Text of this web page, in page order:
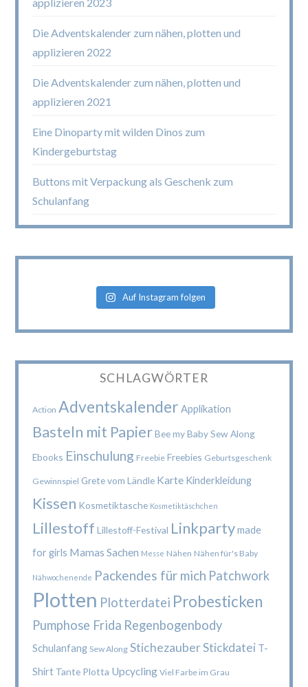
Die Adventskalender zum nähen, plotten und
applizieren 2022
Die Adventskalender zum nähen, plotten und
applizieren 2021
Eine Dinoparty mit wilden Dinos zum
Kindergeburtstag
Buttons mit Verpackung als Geschenk zum
Schulanfang
Auf Instagram folgen
SCHLAGWÖRTER
Action Adventskalender Applikation
Basteln mit Papier Bee my Baby Sew Along
Ebooks Einschulung Freebie Freebies Geburtsgeschenk
Gewinnspiel Grete vom Ländle Karte Kinderkleidung
Kissen Kosmetiktasche Kosmetiktäschchen
Lillestoff Lillestoff-Festival Linkpartymade
for girls Mamas Sachen Messe Nähen Nähen für's Baby
Nähwochenende Packendes für mich Patchwork
Plotten Plotterdatei Probesticken
Pumphose Frida Regenbogenbody
Schulanfang Sew Along StichezauberStickdatei T-
Shirt Tante Plotta Upcycling Viel Farbe im Grau